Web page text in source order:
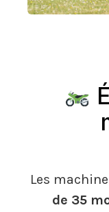
Les
de 35